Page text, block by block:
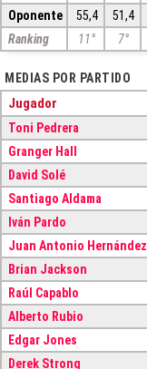
Oponente
55,4 51,4
Ranking
11° 7°
MEDIAS POR PARTIDO
Jugador
Toni Pedrera
Granger Hall
David Solé
Santiago Aldama
Iván Pardo
Juan Antonio Hernández
Brian Jackson
Raúl Capablo
Alberto Rubio
Edgar Jones
Derek Strong